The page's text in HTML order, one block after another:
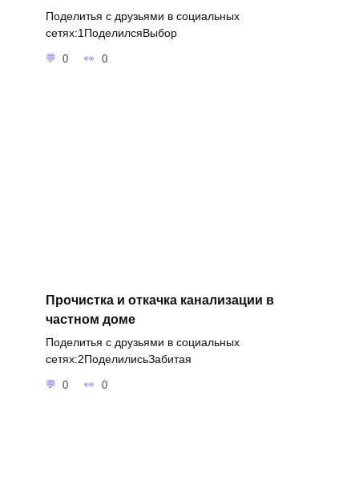
Поделитья с друзьями в социальных
сетях:1ПоделилсяВыбор
0 0
Прочистка и откачка канализации в
частном доме
Поделитья с друзьями в социальных
сетях:2ПоделилисьЗабитая
0 0